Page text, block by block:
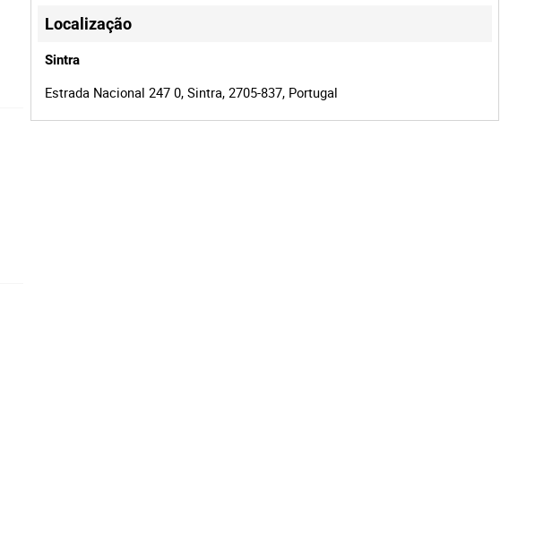
Localização
Sintra
Estrada Nacional 247 0, Sintra, 2705-837, Portugal